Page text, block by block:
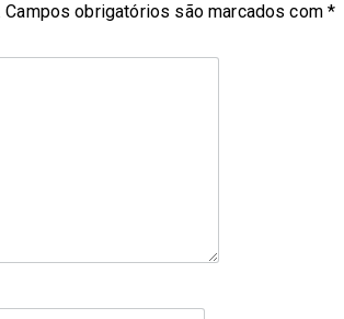
Campos obrigatórios são marcados com*